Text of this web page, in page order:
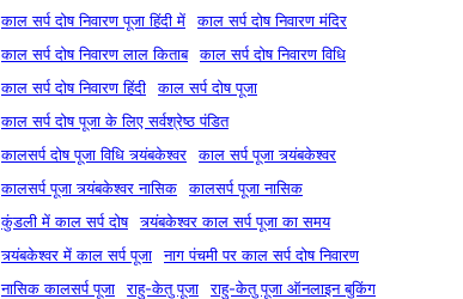
काल सर्प दोष निवारण पूजा हिंदी में
काल सर्प दोष निवारण मंदिर
काल सर्प दोष निवारण लाल किताब
काल सर्प दोष निवारण विधि
काल सर्प दोष निवारण हिंदी
काल सर्प दोष पूजा
काल सर्प दोष पूजा के लिए सर्वश्रेष्ठ पंडित
कालसर्प दोष पूजा विधि त्र्यंबकेश्वर
काल सर्प पूजा त्र्यंबकेश्वर
कालसर्प पूजा त्र्यंबकेश्वर नासिक
कालसर्प पूजा नासिक
कुंडली में काल सर्प दोष
त्र्यंबकेश्वर काल सर्प पूजा का समय
त्र्यंबकेश्वर में काल सर्प पूजा
नाग पंचमी पर काल सर्प दोष निवारण
नासिक कालसर्प पूजा
राहु-केतु पूजा
राहु-केतु पूजा ऑनलाइन बुकिंग